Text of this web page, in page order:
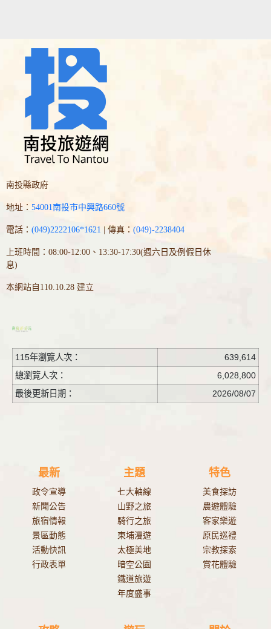
南投縣政府
地址： 54001南投市中興路660號
電話： (049)2222106*1621 | 傳真： (049)-2238404
上班時間：08:00-12:00、13:30-17:30(週六日及例假日休
息)
本網站自110.10.28 建立
115年瀏覽人次：
639,614
總瀏覽人次：
6,028,800
最後更新日期：
2026/08/07
最新
政令宣導
新聞公告
旅宿情報
景區動態
活動快訊
行政表單
主題
七大軸線
山野之旅
騎行之旅
東埔漫遊
太極美地
暗空公園
鐵道旅遊
年度盛事
特色
美食探訪
農遊體驗
客家樂遊
原民巡禮
宗教探索
賞花體驗